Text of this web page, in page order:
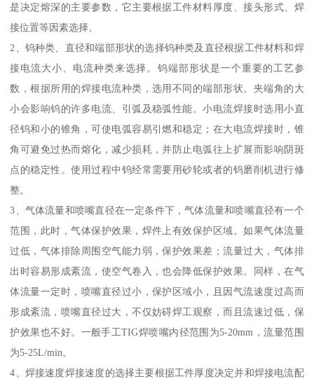
是决定熔深的主要参数，它主要根据工件材料厚度、接头形式、焊
接位置等因素选择。
2、钨种类、直径和端部形状的选择钨种类及直径根据工件材料和焊
接电流大小、电流种类来选择。钨端部形状是一个重要的工艺参
数，根据所用的焊接电流种类，选用不同的端部形状。夹端角的大
小会影响钨的许多电流、引弧及稳弧性能。小电流焊接时选用小直
径钨和小的锥角，可使电弧容易引燃和稳定；在大电流焊接时，锥
角可避免过热而熔化，减少损耗，并防止电弧往上扩展而影响阴斑
点的稳定性。使用过程中钨经常需要用砂轮或者的钨磨削机进行修
整。
3、气体流量和喷嘴直径在一定条件下，气体流量和喷嘴直径有一个
范围，此时，气体保护效果，焊件上有效保护区域。如果气体流量
过低，气体排除周围空气能力弱，保护效果差；流量过大，气体排
出时容易形成紊流，使空气卷入，也会降低保护效果。同样，在气
体流量一定时，喷嘴直径过小，保护区域小，且因气流速度过高而
形成紊流，喷嘴直径过大，不仅妨碍焊工观察，而且流速过低，保
护效果也不好。一般手工TIG焊喷嘴内径范围为5-20mm，流量范围
为5-25L/min。
4、焊接速度焊接速度的选择主要根据工件厚度决定并和焊接电流配